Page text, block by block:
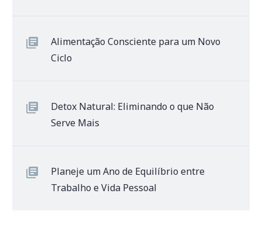
Alimentação Consciente para um Novo
Ciclo
Detox Natural: Eliminando o que Não
Serve Mais
Planeje um Ano de Equilíbrio entre
Trabalho e Vida Pessoal